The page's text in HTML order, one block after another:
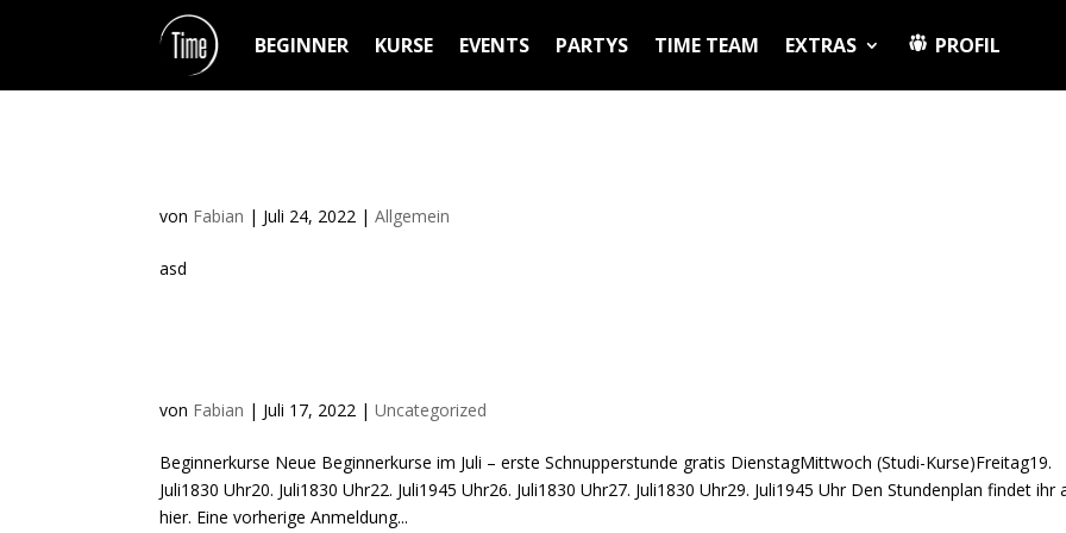
BEGINNER KURSE EVENTS PARTYS TIME TEAM EXTRAS PROFIL
von Fabian | Juli 24, 2022 |Allgemein
asd
von Fabian | Juli 17, 2022 |Uncategorized
Beginnerkurse Neue Beginnerkurse im Juli – erste Schnupperstunde gratis DienstagMittwoch (Studi-Kurse)Freitag19.
Juli1830 Uhr20. Juli1830 Uhr22. Juli1945 Uhr26. Juli1830 Uhr27. Juli1830 Uhr29. Juli1945 Uhr Den Stundenplan findet ihr
hier. Eine vorherige Anmeldung...